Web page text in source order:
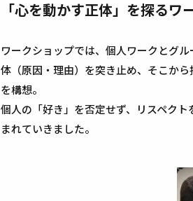
「心を動かす正体」を探るワ
ワークショップでは、個人ワークとグ
体（原因・理由）を突き止め、そこか
を構想。
個人の「好き」を否定せず、リスペク
まれていきました。